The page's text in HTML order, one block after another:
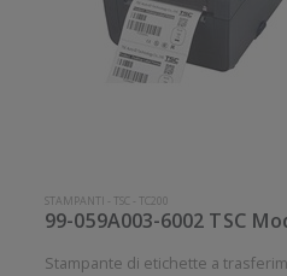
STAMPANTI - TSC - TC200
Stampante di etichette a